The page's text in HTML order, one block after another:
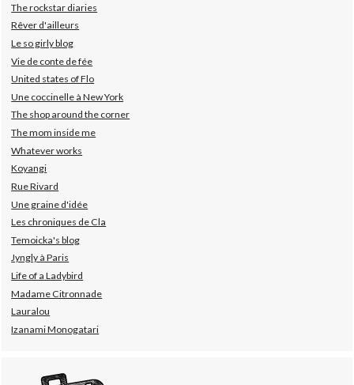
The rockstar diaries
Rêver d'ailleurs
Le so girly blog
Vie de conte de fée
United states of Flo
Une coccinelle à New York
The shop around the corner
The mom inside me
Whatever works
Koyangi
Rue Rivard
Une graine d'idée
Les chroniques de Cla
Temoicka's blog
Jyngly à Paris
Life of a Ladybird
Madame Citronnade
Lauralou
Izanami Monogatari